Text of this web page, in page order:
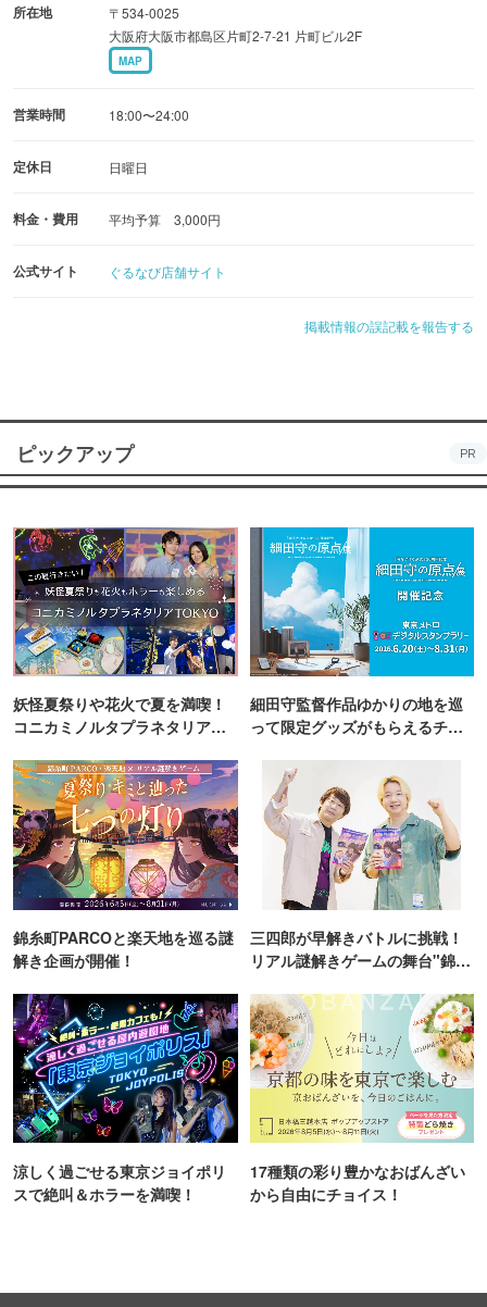
円（税抜）
スタッフがお客様の目の前でチーズの仕上げをさせて頂く
パルミジャーノレッジャーノの料理もおすすめです♪♪
ピッタリ！！
ています♪
所在地
〒534-0025
大阪府大阪市都島区片町2-7-21 片町ビル2F
MAP
営業時間 18:00〜24:00
定休日 日曜日
料金・費用 平均予算 3,000円
公式サイト ぐるなび店舗サイト
掲載情報の誤記載を報告する
ピックアップ PR
妖怪夏祭りや花火で夏を満喫！
コニカミノルタプラネタリア
細田守監督作品ゆかりの地を巡
って限定グッズがもらえるチャ
錦糸町PARCOと楽天地を巡る謎
解き企画が開催！
三四郎が早解きバトルに挑戦！
リアル謎解きゲームの舞台"錦糸
涼しく過ごせる東京ジョイポリ
スで絶叫＆ホラーを満喫！
17種類の彩り豊かなおばんざい
から自由にチョイス！